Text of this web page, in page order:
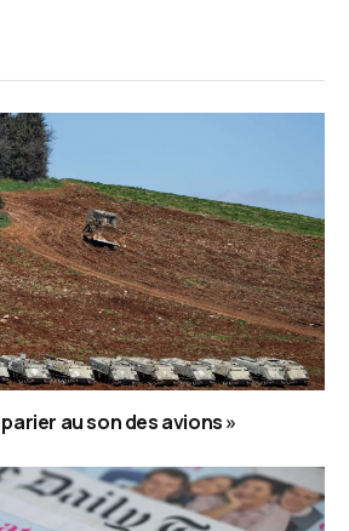
au son des avions »